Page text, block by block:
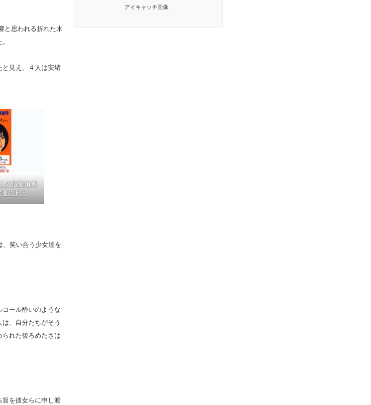
と思われる折れた木
と見え、４人は安堵
の似姿出典
のＨＰ
、笑い合う少女達を
ール酔いのような
、自分たちがそう
れた後ろめたさは
旨を彼女らに申し渡
アイキャッチ画像